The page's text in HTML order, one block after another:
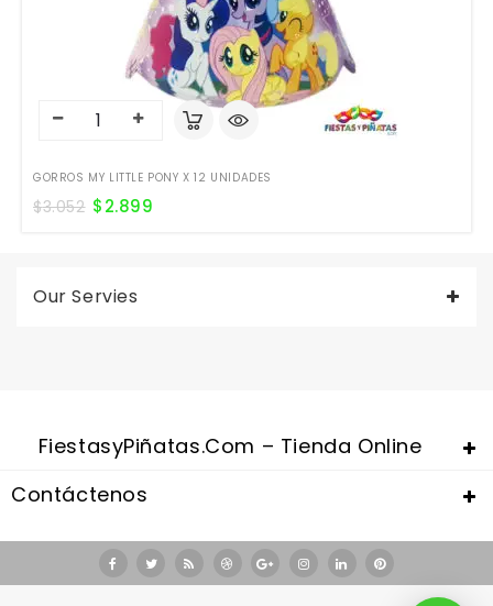
GORROS MY LITTLE PONY X 12 UNIDADES
$3.052 $2.899
Our Servies
FiestasyPiñatas.com – Tienda Online
Contáctenos
Valentine's Day is coming, it's time to prepare all kinds of gifts,